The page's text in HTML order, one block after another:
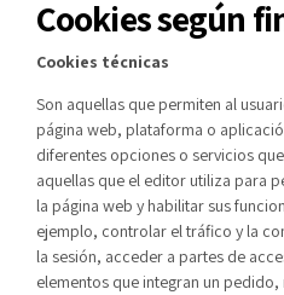
Cookies según
Cookies técnicas
Son aquellas que permiten al
página web, plataforma o
diferentes opciones o servicios
aquellas que el editor utiliza para
la página web y habilitar sus
ejemplo, controlar el tráfico y la
la sesión, acceder a partes de
elementos que integran un